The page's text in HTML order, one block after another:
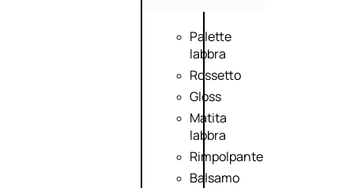
Palette
labbra
Rossetto
Gloss
Matita
labbra
Rimpolpante
Balsamo